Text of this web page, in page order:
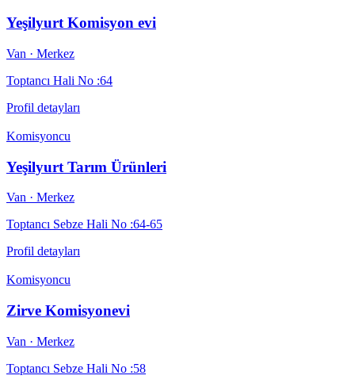
Yeşilyurt Komisyon evi
Van · Merkez
Toptancı Hali No :64
Profil detayları
Komisyoncu
Yeşilyurt Tarım Ürünleri
Van · Merkez
Toptancı Sebze Hali No :64-65
Profil detayları
Komisyoncu
Zirve Komisyonevi
Van · Merkez
Toptancı Sebze Hali No :58